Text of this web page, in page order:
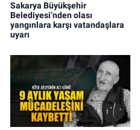
Sakarya Büyükşehir
Belediyesi’nden olası
yangınlara karşı vatandaşlara
uyarı